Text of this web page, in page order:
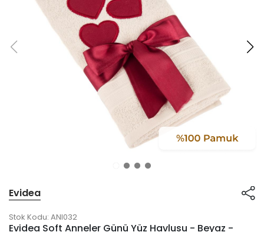
Evidea
Stok Kodu: ANI032
Evidea Soft Anneler Günü Yüz Havlusu - Beyaz -